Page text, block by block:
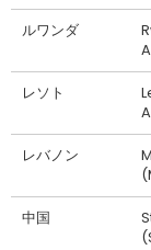
ルワンダ
レソト
レバノン
中国